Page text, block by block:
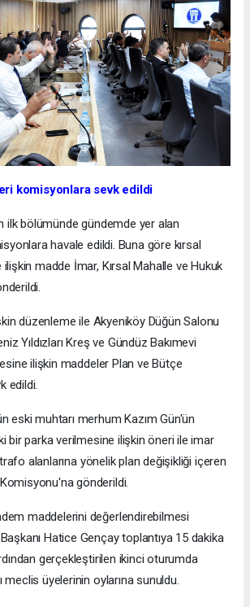
komisyonlara sevk edildi
ilk bölümünde gündemde yer alan
havale edildi. Buna göre kırsal
madde İmar, Kırsal Mahalle ve Hukuk
düzenleme ile Akyeniköy Düğün Salonu
Yıldızları Kreş ve Gündüz Bakımevi
ilişkin maddeler Plan ve Bütçe
edildi.
eski muhtarı merhum Kazım Gün'ün
bir parka verilmesine ilişkin öneri ile imar
alanlarına yönelik plan değişikliği içeren
gönderildi.
maddelerini değerlendirebilmesi
Hatice Gençay toplantıya 15 dakika
gerçekleştirilen ikinci oturumda
üyelerinin oylarına sunuldu.